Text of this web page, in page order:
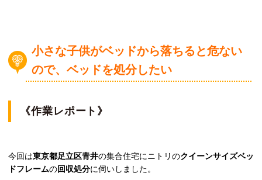
小さな子供がベッドから落ちると危ない
ので、ベッドを処分したい
《作業レポート》
今回は東京都足立区青井の集合住宅にニトリのクイーンサイズベッ
ドフレームの回収処分に伺いしました。